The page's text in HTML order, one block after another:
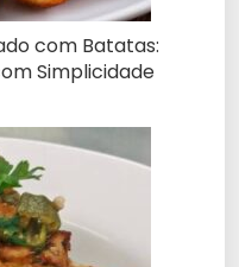
com Batatas:
Simplicidade